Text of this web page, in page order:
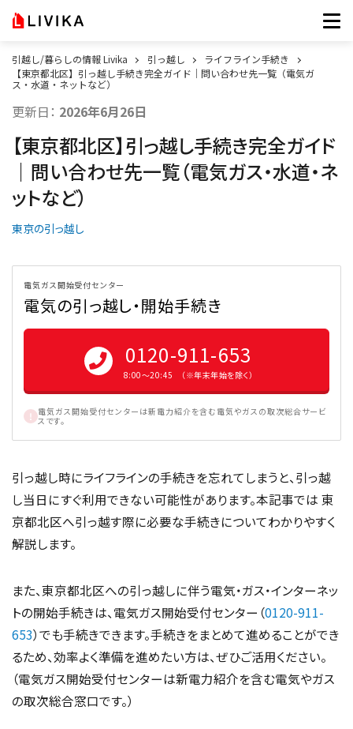
引越し/暮らしの情報 Livika 引っ越し
ライフライン手続き
【東京都北区】引っ越し手続き完全ガイド｜問い合わせ先一覧（電気ガ
ス・水道・ネットなど）
更新日： 2026年6月26日
【東京都北区】引っ越し手続き完全ガイド
｜問い合わせ先一覧（電気ガス・水道・ネ
ットなど）
東京の引っ越し
電気ガス開始受付センター
電気の引っ越し・開始手続き
0120-911-653
8:00〜20:45 （※年末年始を除く）
電気ガス開始受付センターは新電力紹介を含む電気やガスの取次総合サービ
スです。
引っ越し時にライフラインの手続きを忘れてしまうと、引っ越
し当日にすぐ利用できない可能性があります。本記事では 東
京都北区へ引っ越す際に必要な手続きについてわかりやすく
解説します。
また、東京都北区への引っ越しに伴う電気・ガス・インターネッ
トの開始手続きは、電気ガス開始受付センター（0120-911-
653）でも手続きできます。手続きをまとめて進めることができ
るため、効率よく準備を進めたい方は、ぜひご活用ください。
（電気ガス開始受付センターは新電力紹介を含む電気やガス
の取次総合窓口です。）